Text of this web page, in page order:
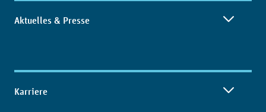
Aktuelles & Presse
Karriere